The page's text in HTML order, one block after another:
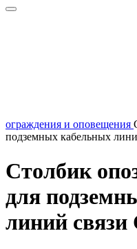
ограждения и оповещения
подземных кабельных
Столбик
для
линий